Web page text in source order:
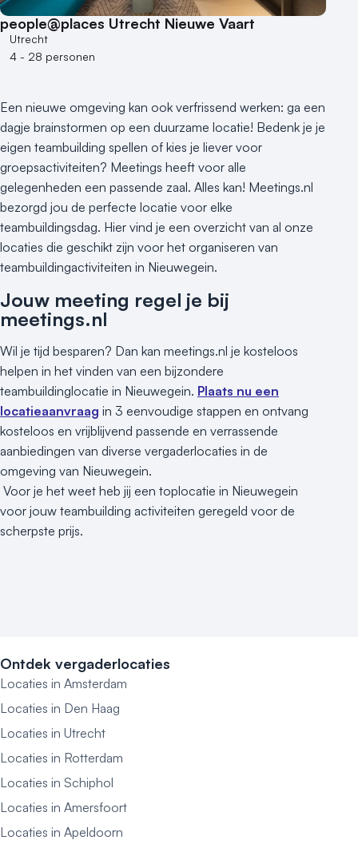
Museum
Theater
Varende locatie
people@places Utrecht Nieuwe Vaart
Utrecht
4 - 28 personen
Een nieuwe omgeving kan ook verfrissend werken: ga een
dagje brainstormen op een duurzame locatie! Bedenk je je
eigen teambuilding spellen of kies je liever voor
groepsactiviteiten? Meetings heeft voor alle
gelegenheden een passende zaal. Alles kan! Meetings.nl
bezorgd jou de perfecte locatie voor elke
teambuildingsdag. Hier vind je een overzicht van al onze
locaties die geschikt zijn voor het organiseren van
teambuildingactiviteiten in Nieuwegein.
Jouw meeting regel je bij
meetings.nl
Wil je tijd besparen? Dan kan meetings.nl je kosteloos
helpen in het vinden van een bijzondere
teambuildinglocatie in Nieuwegein. Plaats nu een
locatieaanvraag in 3 eenvoudige stappen en ontvang
kosteloos en vrijblijvend passende en verrassende
aanbiedingen van diverse vergaderlocaties in de
omgeving van Nieuwegein.
Voor je het weet heb jij een toplocatie in Nieuwegein
voor jouw teambuilding activiteiten geregeld voor de
scherpste prijs.
Ontdek vergaderlocaties
Locaties in Amsterdam
Locaties in Den Haag
Locaties in Utrecht
Locaties in Rotterdam
Locaties in Schiphol
Locaties in Amersfoort
Locaties in Apeldoorn